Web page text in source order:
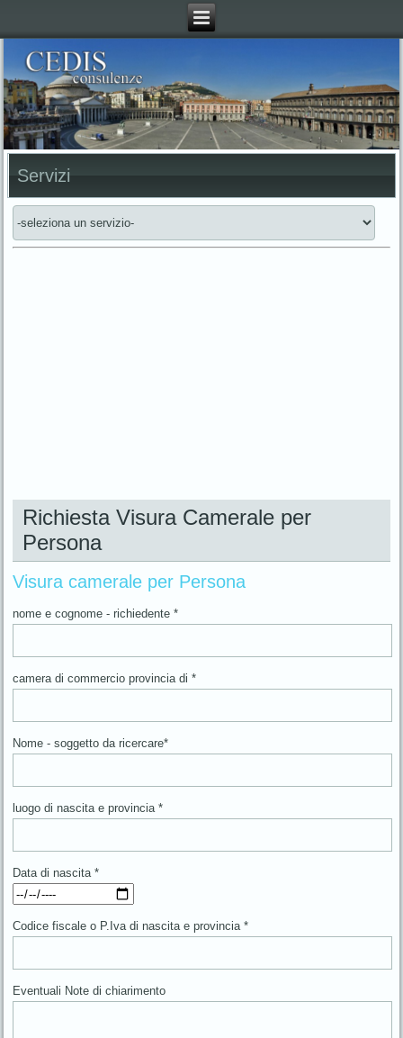
Servizi
Richiesta Visura Camerale per
Persona
Visura camerale per Persona
nome e cognome - richiedente *
camera di commercio provincia di *
Nome - soggetto da ricercare*
luogo di nascita e provincia *
Data di nascita *
Codice fiscale o P.Iva di nascita e provincia *
Eventuali Note di chiarimento